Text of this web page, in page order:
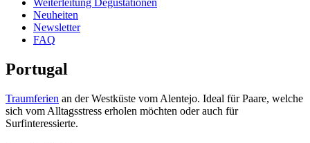
Weiterleitung Degustationen
Neuheiten
Newsletter
FAQ
Portugal
Traumferien an der Westküste vom Alentejo. Ideal für Paare, welche
sich vom Alltagsstress erholen möchten oder auch für
Surfinteressierte.